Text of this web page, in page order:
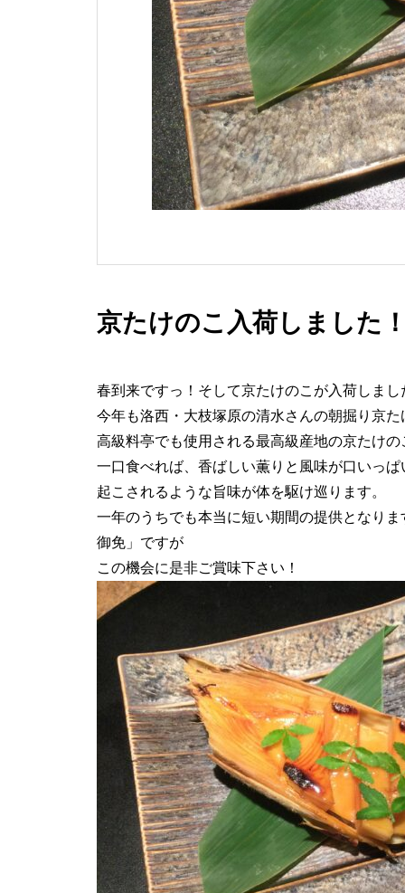
京たけのこ入荷しました
春到来ですっ！そして京たけのこが入荷しまし
今年も洛西・大枝塚原の清水さんの朝掘り京
高級料亭でも使用される最高級産地の京たけの
一口食べれば、香ばしい薫りと風味が口いっ
起こされるような旨味が体を駆け巡ります。
一年のうちでも本当に短い期間の提供となり
御免」ですが
この機会に是非ご賞味下さい！